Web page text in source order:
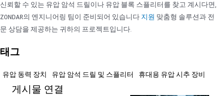
신뢰할 수 있는 유압 암석 드릴이나 유압 블록 스플리터를 찾고 계시다면,
ZONDAR의 엔지니어링 팀이 준비되어 있습니다 지원 맞춤형 솔루션과 전
문 상담을 제공하는 귀하의 프로젝트입니다.
태그
유압 동력 장치 유압 암석 드릴 및 스플리터 휴대용 유압 시추 장비
게시물 연결